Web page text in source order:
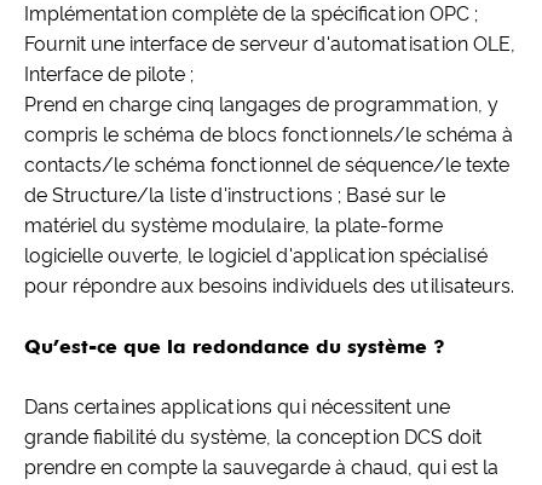
Implémentation complète de la spécification OPC ;
Fournit une interface de serveur d'automatisation OLE,
Interface de pilote ;
Prend en charge cinq langages de programmation, y
compris le schéma de blocs fonctionnels/le schéma à
contacts/le schéma fonctionnel de séquence/le texte
de Structure/la liste d'instructions ; Basé sur le
matériel du système modulaire, la plate-forme
logicielle ouverte, le logiciel d'application spécialisé
pour répondre aux besoins individuels des utilisateurs.
Qu’est-ce que la redondance du système ?
Dans certaines applications qui nécessitent une
grande fiabilité du système, la conception DCS doit
prendre en compte la sauvegarde à chaud, qui est la